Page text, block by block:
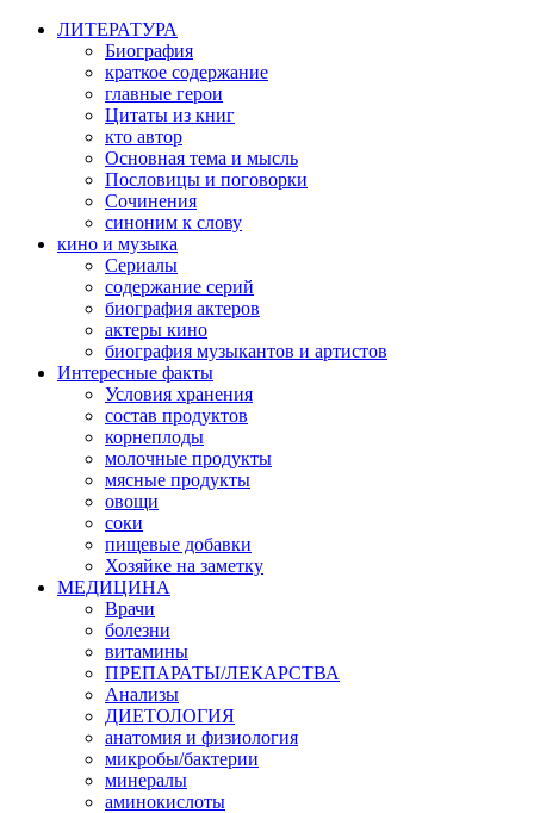
ЛИТЕРАТУРА
Биография
краткое содержание
главные герои
Цитаты из книг
кто автор
Основная тема и мысль
Пословицы и поговорки
Сочинения
синоним к слову
кино и музыка
Сериалы
содержание серий
биография актеров
актеры кино
биография музыкантов и артистов
Интересные факты
Условия хранения
состав продуктов
корнеплоды
молочные продукты
мясные продукты
овощи
соки
пищевые добавки
Хозяйке на заметку
МЕДИЦИНА
Врачи
болезни
витамины
ПРЕПАРАТЫ/ЛЕКАРСТВА
Анализы
ДИЕТОЛОГИЯ
анатомия и физиология
микробы/бактерии
минералы
аминокислоты